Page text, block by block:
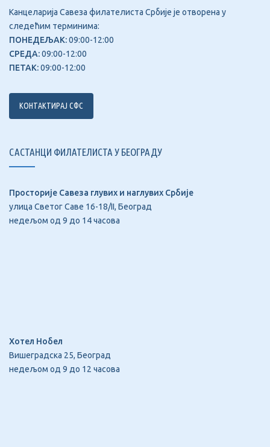
Канцеларија Савеза филателиста Србије је отворена у
следећим терминима:
ПОНЕДЕЉАК:09:00-12:00
СРЕДА:09:00-12:00
ПЕТАК:09:00-12:00
КОНТАКТИРАЈ СФС
САСТАНЦИ ФИЛАТЕЛИСТА У БЕОГРАДУ
Просторије Савеза глувих и наглувих Србије
улица Светог Саве 16-18/II, Београд
недељом од 9 до 14 часова
Хотел Нобел
Вишеградска 25, Београд
недељом од 9 до 12 часова